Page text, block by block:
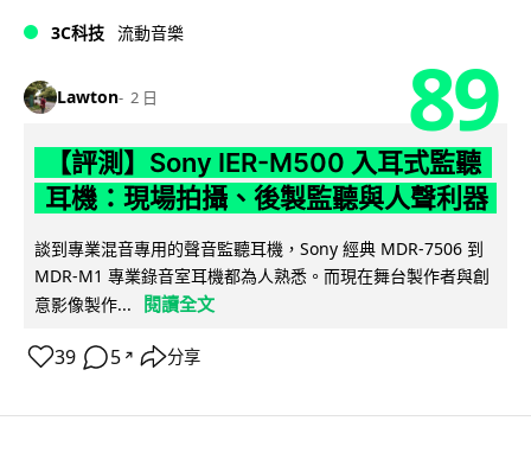
3C科技 流動音樂
Lawton 2 日 89
【評測】Sony IER-M500 入耳式監聽
耳機：現場拍攝、後製監聽與人聲利器
談到專業混音專用的聲音監聽耳機，Sony 經典 MDR-7506 到
MDR-M1 專業錄音室耳機都為人熟悉。而現在舞台製作者與創
意影像製作...
閱讀全文
39 5 ↗ 分享